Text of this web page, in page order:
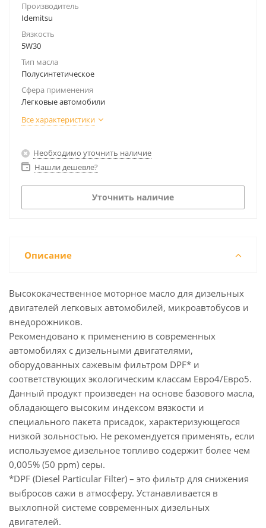
Производитель
Idemitsu
Вязкость
5W30
Тип масла
Полусинтетическое
Сфера применения
Легковые автомобили
Все характеристики
Необходимо уточнить наличие
Нашли дешевле?
Уточнить наличие
Описание
Высококачественное моторное масло для дизельных
двигателей легковых автомобилей, микроавтобусов и
внедорожников.
Рекомендовано к применению в современных
автомобилях с дизельными двигателями,
оборудованных сажевым фильтром DPF* и
соответствующих экологическим классам Евро4/Евро5.
Данный продукт произведен на основе базового масла,
обладающего высоким индексом вязкости и
специального пакета присадок, характеризующегося
низкой зольностью. Не рекомендуется применять, если
используемое дизельное топливо содержит более чем
0,005% (50 ppm) серы.
*DPF (Diesel Particular Filter) – это фильтр для снижения
выбросов сажи в атмосферу. Устанавливается в
выхлопной системе современных дизельных
двигателей.